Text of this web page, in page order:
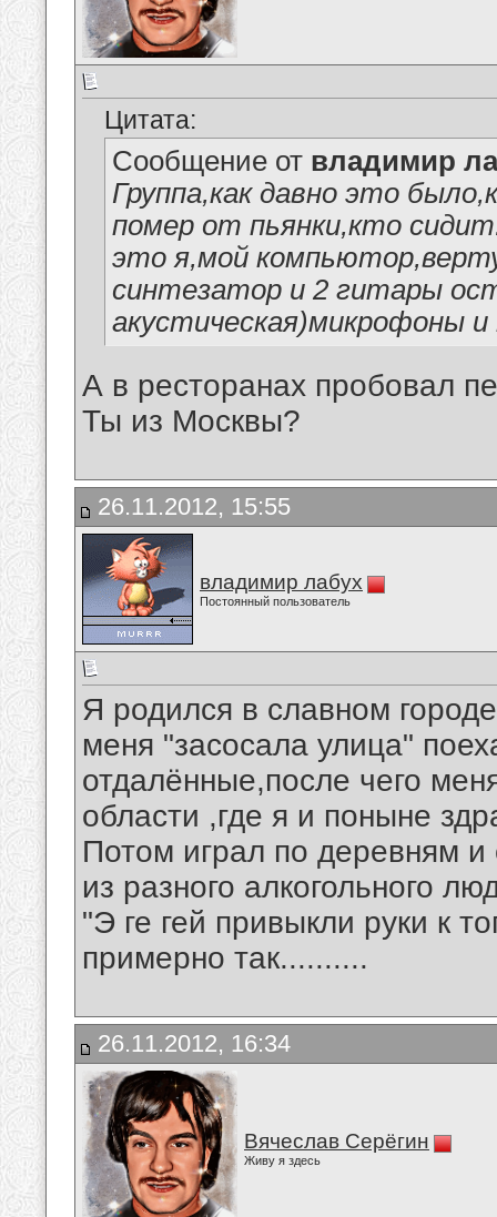
Цитата:
Сообщение от владимир
Группа,как давно это
помер от пьянки,кто
это я,мой
синтезатор и 2 гитары
акустическая)микрофоны
А в ресторанах пробовал
Ты из Москвы?
26.11.2012, 15:55
владимир лабух
Постоянный пользователь
Я родился в славном
меня "засосала улица"
отдалённые,после чего
области ,где я и поныне
Потом играл по деревням
из разного алкогольного
"Э ге гей привыкли руки к
примерно так..........
26.11.2012, 16:34
Вячеслав Серёгин
Живу я здесь